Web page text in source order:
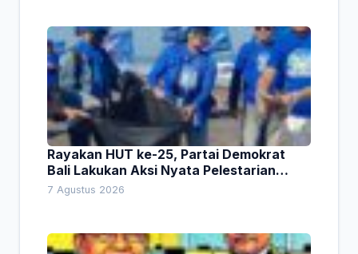
Rayakan HUT ke-25, Partai Demokrat
Bali Lakukan Aksi Nyata Pelestarian
Lingkungan
7 Agustus 2026